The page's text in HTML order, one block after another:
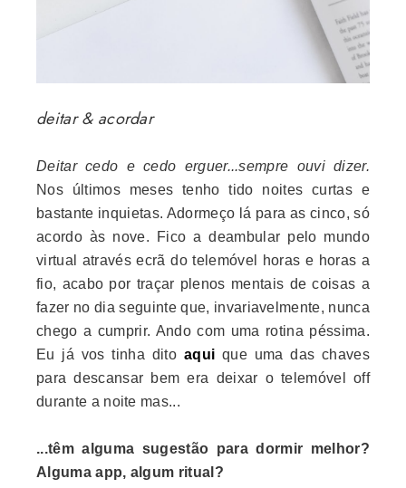
deitar & acordar
Deitar cedo e cedo erguer...sempre ouvi dizer.
Nos últimos meses tenho tido noites curtas e
bastante inquietas. Adormeço lá para as cinco, só
acordo às nove. Fico a deambular pelo mundo
virtual através ecrã do telemóvel horas e horas a
fio, acabo por traçar plenos mentais de coisas a
fazer no dia seguinte que, invariavelmente, nunca
chego a cumprir. Ando com uma rotina péssima.
Eu já vos tinha dito aqui que uma das chaves
para descansar bem era deixar o telemóvel off
durante a noite mas...
...têm alguma sugestão para dormir melhor?
Alguma app, algum ritual?